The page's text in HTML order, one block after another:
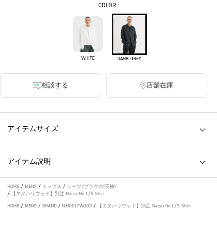
COLOR :
WHITE DARK GREY
相談する 店舗在庫
アイテムサイズ
アイテム説明
HOME / MENS / トップス / シャツ/ブラウス(長袖)
/
【エヌハリウッド】別注 Natsu No L/S Shirt
HOME / MENS / BRAND / N.HOOLYWOOD / 【エヌハリウッド】別注 Natsu No L/S Shirt